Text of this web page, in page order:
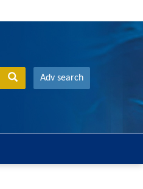
Adv search